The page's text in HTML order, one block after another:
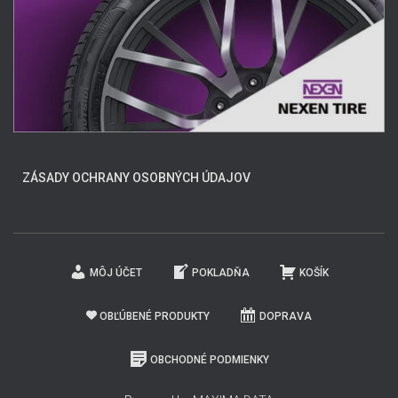
ZÁSADY OCHRANY OSOBNÝCH ÚDAJOV
MÔJ ÚČET POKLADŇA KOŠÍK
OBĽÚBENÉ PRODUKTY DOPRAVA
OBCHODNÉ PODMIENKY